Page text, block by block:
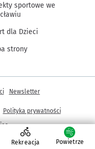
główna - wroclaw.pl
Rekreacja Powietrze
sportowe we
dla Dzieci
strony
Gmina Wrocław
Newsletter
Polityka prywatności